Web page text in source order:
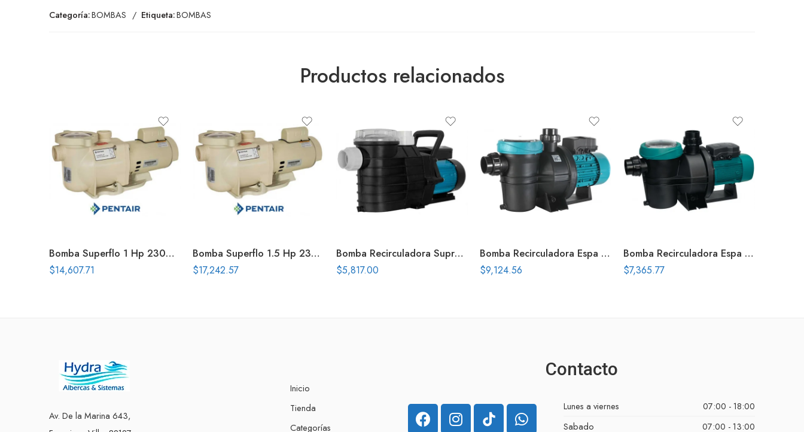
Categoría:BOMBAS Etiqueta:BOMBAS
Productos relacionados
Bomba Superflo 1 Hp 230V Con Tuercas Union
$14,607.71
Bomba Superflo 1.5 Hp 230V Con Tuercas Union
$17,242.57
Bomba Recirculadora Supra 1.5 Hp 230V
$5,817.00
Bomba Recirculadora Espa Silen S 2 Hp 3X230 V
$9,124.56
Bomba Recirculadora Espa Silen S 1.5 Hp 115 230 V
$7,365.77
Av. De la Marina 643,
Inicio
Tienda
Categorías
Contacto
Lunes a viernes
07:00 - 18:00
Sabado
07:00 - 13:00